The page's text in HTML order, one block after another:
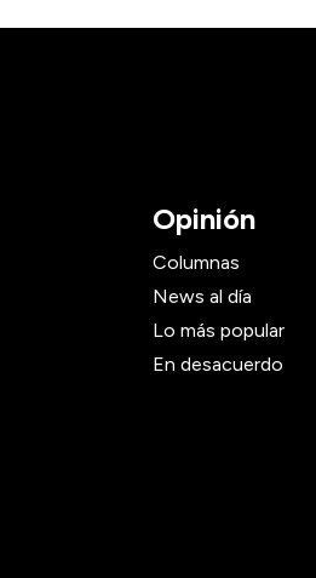
Opinión
Columnas
News al día
Lo más popular
En desacuerdo